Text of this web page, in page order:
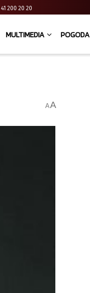
41 200 20 20
MULTIMEDIA POGODA
AA